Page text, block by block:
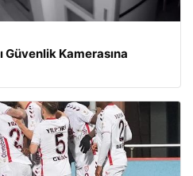
Güvenlik Kamerasına